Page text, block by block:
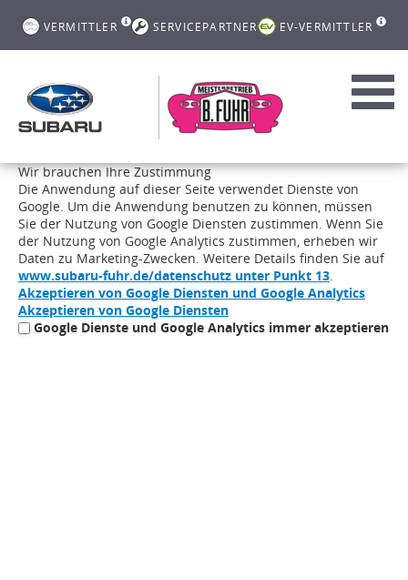
VERMITTLER SERVICEPARTNER EV-VERMITTLER
Wir brauchen Ihre Zustimmung
Die Anwendung auf dieser Seite verwendet Dienste von
Google. Um die Anwendung benutzen zu können, müssen
Sie der Nutzung von Google Diensten zustimmen. Wenn Sie
der Nutzung von Google Analytics zustimmen, erheben wir
Daten zu Marketing-Zwecken. Weitere Details finden Sie auf
www.subaru-fuhr.de/datenschutz unter Punkt 13.
Akzeptieren von Google Diensten und Google Analytics
Akzeptieren von Google Diensten
Google Dienste und Google Analytics immer akzeptieren